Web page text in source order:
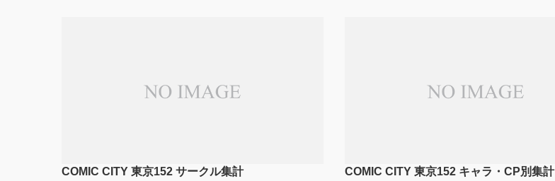
COMIC CITY 東京152 サークル集計 COMIC CITY 東京152 キャラ・CP別集計